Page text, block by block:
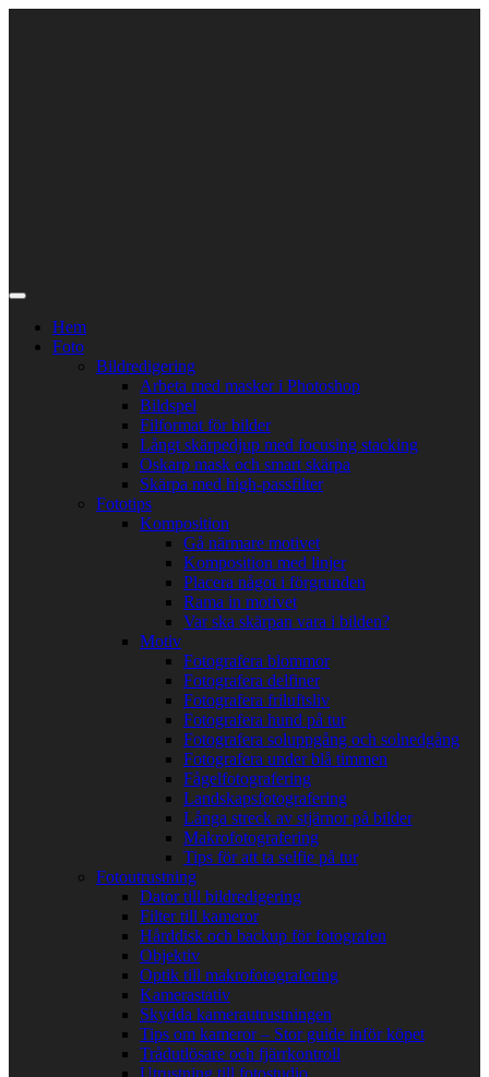
Hem
Foto
Bildredigering
Arbeta med masker i Photoshop
Bildspel
Filformat för bilder
Långt skärpedjup med focusing stacking
Oskarp mask och smart skärpa
Skärpa med high-passfilter
Fototips
Komposition
Gå närmare motivet
Komposition med linjer
Placera något i förgrunden
Rama in motivet
Var ska skärpan vara i bilden?
Motiv
Fotografera blommor
Fotografera delfiner
Fotografera friluftsliv
Fotografera hund på tur
Fotografera soluppgång och solnedgång
Fotografera under blå timmen
Fågelfotografering
Landskapsfotografering
Långa streck av stjärnor på bilder
Makrofotografering
Tips för att ta selfie på tur
Fotoutrustning
Dator till bildredigering
Filter till kameror
Hårddisk och backup för fotografen
Objektiv
Optik till makrofotografering
Kamerastativ
Skydda kamerautrustningen
Tips om kameror – Stor guide inför köpet
Trådutlösare och fjärrkontroll
Utrustning till fotostudio